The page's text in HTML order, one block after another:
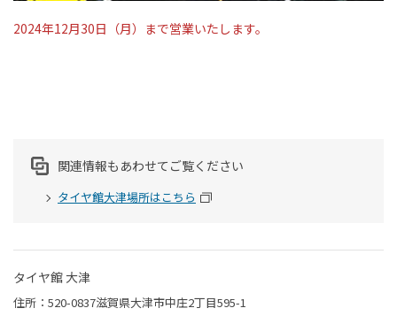
2024年12月30日（月）まで営業いたします。
関連情報もあわせてご覧ください
タイヤ館大津場所はこちら
タイヤ館 大津
住所：520-0837滋賀県大津市中庄2丁目595-1